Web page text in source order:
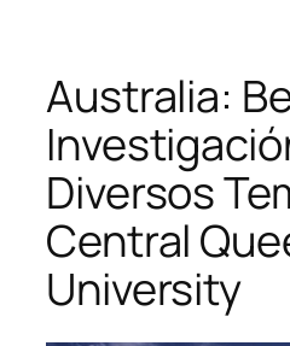
Australia:
Diversos
Central
University